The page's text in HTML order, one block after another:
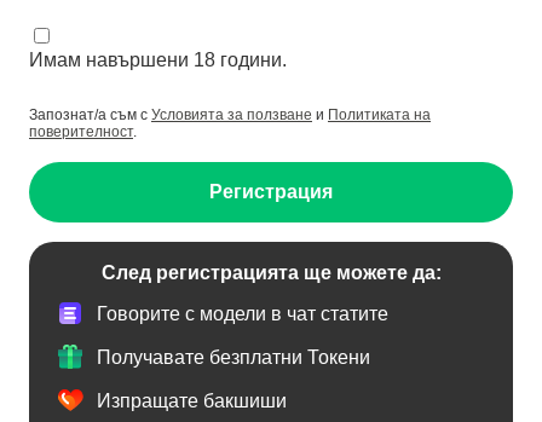
Имам навършени 18 години.
Запознат/а съм с Условията за ползване и Политиката на
поверителност.
Регистрация
След регистрацията ще можете да:
Говорите с модели в чат статите
Получавате безплатни Токени
Изпращате бакшиши